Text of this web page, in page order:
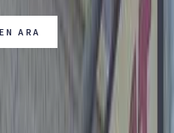
ARA